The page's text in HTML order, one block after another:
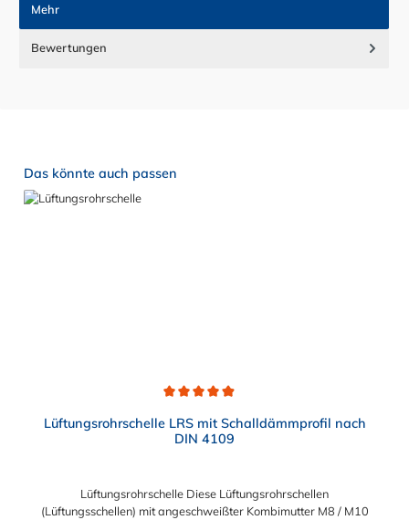
Mehr
Bewertungen
Produktgalerie überspringen
Das könnte auch passen
Lüftungsrohrschelle LRS mit Schalldämmprofil nach
DIN 4109
Lüftungsrohrschelle Diese Lüftungsrohrschellen
(Lüftungsschellen) mit angeschweißter Kombimutter M8 / M10